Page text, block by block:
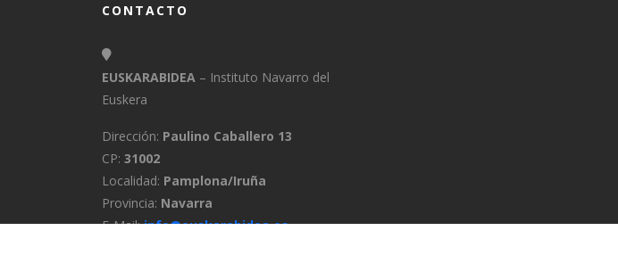
CONTACTO
EUSKARABIDEA – Instituto Navarro del
Euskera
Dirección: Paulino Caballero 13
CP: 31002
Localidad: Pamplona/Iruña
Provincia: Navarra
E-Mail:info@euskarabidea.es